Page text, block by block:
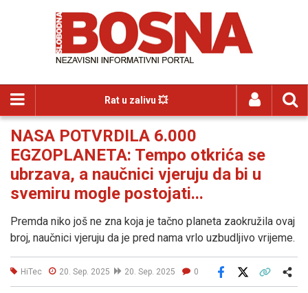
Rat u zalivu 💥
NASA POTVRDILA 6.000
EGZOPLANETA: Tempo otkrića se
ubrzava, a naučnici vjeruju da bi u
svemiru mogle postojati...
Premda niko još ne zna koja je tačno planeta zaokružila ovaj
broj, naučnici vjeruju da je pred nama vrlo uzbudljivo vrijeme.
HiTec 20. Sep. 2025 20. Sep. 2025 0
Facebook